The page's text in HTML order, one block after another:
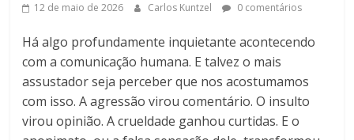
12 de maio de 2026 Carlos Kuntzel 0 comentários
Há algo profundamente inquietante acontecendo
com a comunicação humana. E talvez o mais
assustador seja perceber que nos acostumamos
com isso. A agressão virou comentário. O insulto
virou opinião. A crueldade ganhou curtidas. E o